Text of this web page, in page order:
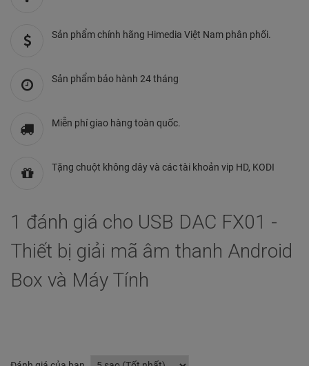
Sản phẩm chính hãng Himedia Việt Nam phân phối.
Sản phẩm bảo hành 24 tháng
Miễn phí giao hàng toàn quốc.
Tặng chuột không dây và các tài khoản vip HD, KODI
1 đánh giá cho USB DAC FX01 -
Thiết bị giải mã âm thanh Android
Box và Máy Tính